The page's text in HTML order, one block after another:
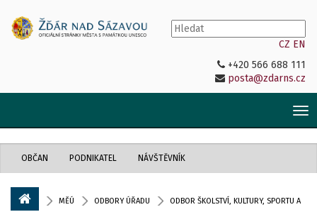
CZ EN
+420 566 688 111
posta@zdarns.cz
OBČAN PODNIKATEL NÁVŠTĚVNÍK
MĚÚ ODBORY ÚŘADU
ODBOR ŠKOLSTVÍ, KULTURY, SPORTU A